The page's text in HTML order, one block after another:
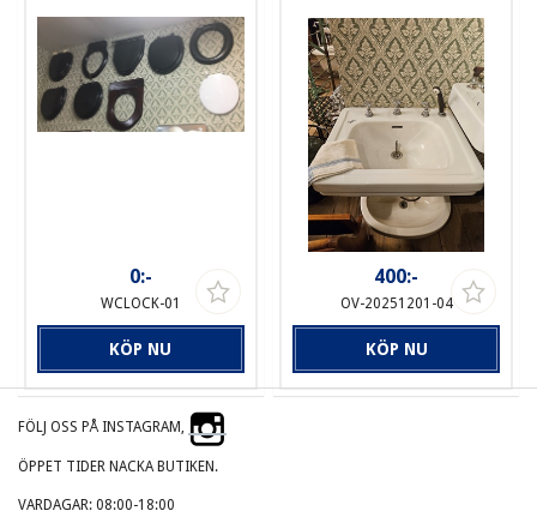
0:-
WCLOCK-01
KÖP NU
400:-
OV-20251201-04
KÖP NU
FÖLJ OSS PÅ INSTAGRAM,
ÖPPET TIDER NACKA BUTIKEN.
VARDAGAR: 08:00-18:00